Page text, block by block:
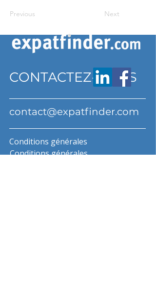
Previous Next
CONTACTEZ-NOUS
contact@expatfinder.com
Conditions générales
Conditions générales